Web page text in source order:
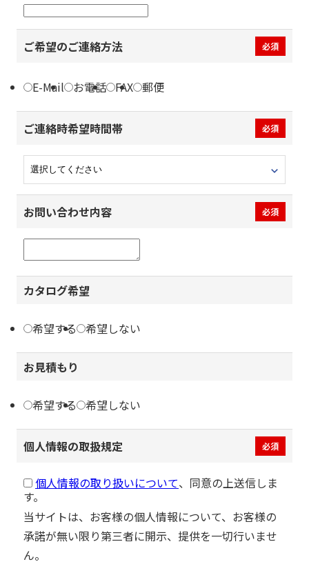
ご希望のご連絡方法 必須
E-Mail お電話 FAX 郵便
ご連絡時希望時間帯 必須
お問い合わせ内容 必須
カタログ希望
希望する 希望しない
お見積もり
希望する 希望しない
個人情報の取扱規定 必須
個人情報の取り扱いについて、同意の上送信しま
す。
当サイトは、お客様の個人情報について、お客様の
承諾が無い限り第三者に開示、提供を一切行いませ
ん。